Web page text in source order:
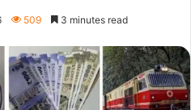
509 3 minutes read